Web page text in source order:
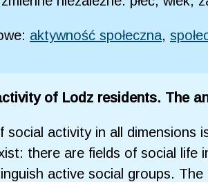
aktywność społeczna,
of Lodz residents. The
social activity in all dimensions
there are fields of social life
active social groups.